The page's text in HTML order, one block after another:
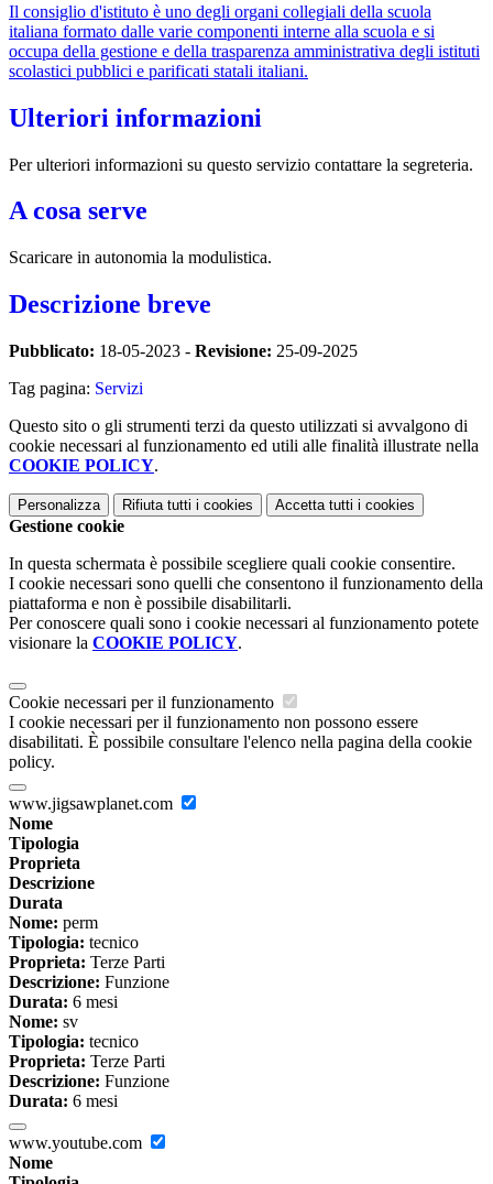
Il consiglio d'istituto è uno degli organi collegiali della scuola
italiana formato dalle varie componenti interne alla scuola e si
occupa della gestione e della trasparenza amministrativa degli istituti
scolastici pubblici e parificati statali italiani.
Ulteriori informazioni
Per ulteriori informazioni su questo servizio contattare la segreteria.
A cosa serve
Scaricare in autonomia la modulistica.
Descrizione breve
Pubblicato: 18-05-2023 - Revisione: 25-09-2025
Tag pagina: Servizi
Questo sito o gli strumenti terzi da questo utilizzati si avvalgono di
cookie necessari al funzionamento ed utili alle finalità illustrate nella
COOKIE POLICY.
Personalizza Rifiuta tutti i cookies Accetta tutti i cookies
Gestione cookie
In questa schermata è possibile scegliere quali cookie consentire.
I cookie necessari sono quelli che consentono il funzionamento della
piattaforma e non è possibile disabilitarli.
Per conoscere quali sono i cookie necessari al funzionamento potete
visionare la COOKIE POLICY.
Cookie necessari per il funzionamento
I cookie necessari per il funzionamento non possono essere
disabilitati. È possibile consultare l'elenco nella pagina della cookie
policy.
www.jigsawplanet.com
Nome
Tipologia
Proprieta
Descrizione
Durata
Nome: perm
Tipologia: tecnico
Proprieta: Terze Parti
Descrizione: Funzione
Durata: 6 mesi
Nome: sv
Tipologia: tecnico
Proprieta: Terze Parti
Descrizione: Funzione
Durata: 6 mesi
www.youtube.com
Nome